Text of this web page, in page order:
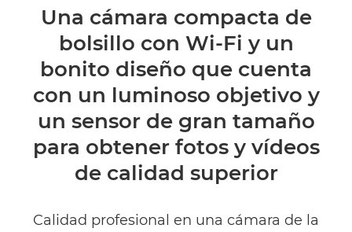
Descripción general
Especificaciones
Una cámara compacta de
bolsillo con Wi-Fi y un
bonito diseño que cuenta
con un luminoso objetivo y
un sensor de gran tamaño
para obtener fotos y vídeos
de calidad superior
Calidad profesional en una cámara de la